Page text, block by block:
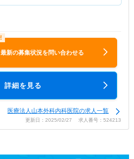
最新の募集状況を問い合わせる
詳細を見る
医療法人山本外科内科医院の求人一覧
更新日：2025/02/27 求人番号：524213